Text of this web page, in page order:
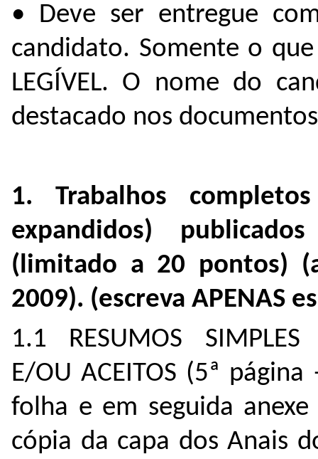
• Deve ser entregue
candidato. Somente o
LEGÍVEL. O nome do
destacado nos
1. Trabalhos
expandidos)
(limitado a 20 pontos)
2009). (escreva APENAS
1.1 RESUMOS SIMPLES
E/OU ACEITOS (5ª
folha e em seguida
cópia da capa dos Anais